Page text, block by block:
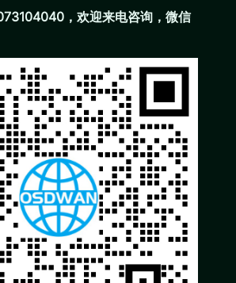
，欢迎来电咨询，微信